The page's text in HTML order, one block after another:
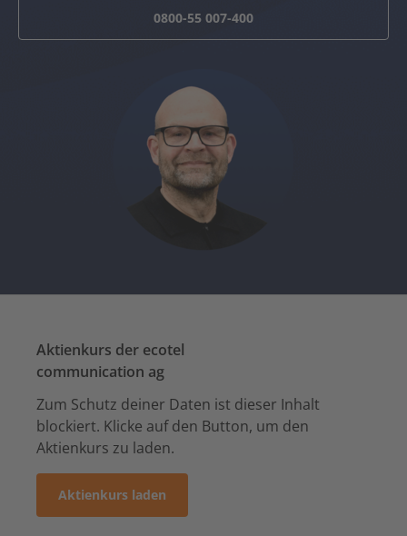
0800-55 007-400
Aktienkurs der ecotel
communication ag
Zum Schutz deiner Daten ist dieser Inhalt
blockiert. Klicke auf den Button, um den
Aktienkurs zu laden.
Aktienkurs laden